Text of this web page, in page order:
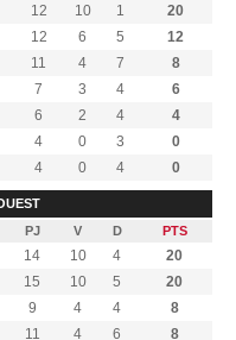
12 10 1
20
12 6 5
12
11 4 7
8
7 3 4
6
6 2 4
4
4 0 3
0
4 0 4 0
PJ V D PTS
14 10 4
20
15 10 5
20
9 4 4
8
11 4 6
8